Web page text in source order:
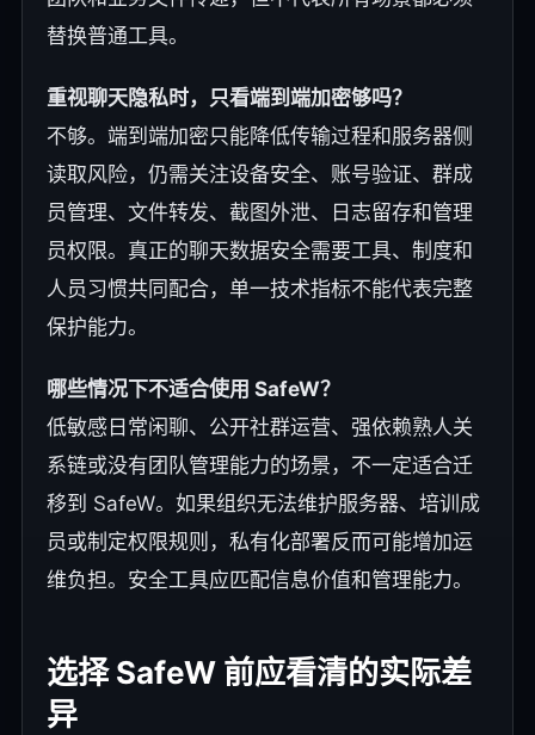
替换普通工具。
重视聊天隐私时，只看端到端加密够吗？
不够。端到端加密只能降低传输过程和服务器侧
读取风险，仍需关注设备安全、账号验证、群成
员管理、文件转发、截图外泄、日志留存和管理
员权限。真正的聊天数据安全需要工具、制度和
人员习惯共同配合，单一技术指标不能代表完整
保护能力。
哪些情况下不适合使用 SafeW？
低敏感日常闲聊、公开社群运营、强依赖熟人关
系链或没有团队管理能力的场景，不一定适合迁
移到 SafeW。如果组织无法维护服务器、培训成
员或制定权限规则，私有化部署反而可能增加运
维负担。安全工具应匹配信息价值和管理能力。
选择 SafeW 前应看清的实际差
异